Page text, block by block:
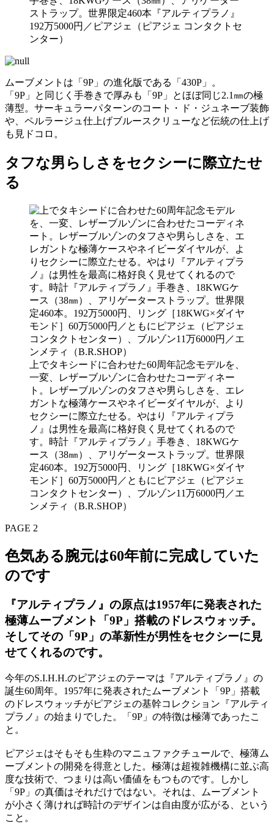
ストラップ。世界限定460本『アルティプラノ』
192万5000円／ピアジェ（ピアジェ コンタクトセ
ンター）
ムーブメントは「9P」の進化版である「430P」。
「9P」と同じく手巻きで厚みも「9P」とほぼ同じ2.1㎜の極
薄型。サーキュラーパターンのコート・ド・ジュネーブ装飾
や、ペルラージュ仕上げブルースクリューなど伝統の仕上げ
も見ドコロ。
タフな男らしさをセクシーに際立たせ
る
上でタキシードに合わせた60周年記念モデルを、
一変、レザーブルゾンに合わせたコーディネー
ト。レザーブルゾンのタフさや男らしさを、エレ
ガントな極薄ケースやネイビーダイヤルが、より
セクシーに際立たせる。やはり『アルティプラ
ノ』は男性を最高に格好良く見せてくれるので
す。時計『アルティプラノ』手巻き、18KWGケ
ース（38㎜）、アリゲーターストラップ。世界限
定460本。192万5000円、リング［18KWG×ダイヤ
モンド］60万5000円／ともにピアジェ（ピアジェ
コンタクトセンター）、ブルゾン11万6000円／エ
ンメティ（B.R.SHOP）
PAGE 2
色気ある腕元は60年前に完成していた
のです
『アルティプラノ』の原点は1957年に発表された
極薄ムーブメント「9P」搭載のドレスウォッチ。
そしてその「9P」の革新性が男性をセクシーに見
せてくれるのです。
今年のS.I.H.H.のピアジェのテーマは『アルティプラノ』の
誕生60周年。1957年に発表されたムーブメント「9P」搭載
のドレスウォッチがピアジェの基幹コレクション『アルティ
プラノ』の始まりでした。「9P」の特徴は極薄であったこ
と。
ピアジェはそもそも生粋のマニュファクチュールで、極薄ム
ーブメントの開発を得意とした。極薄は超複雑機構に並ぶ高
度な技術で、つまりは高い価値をもつものです。しかし
「9P」の真価はそれだけではない。それは、ムーブメント
が小さく薄ければ時計のデザインは自由度が広がる、という
こと。